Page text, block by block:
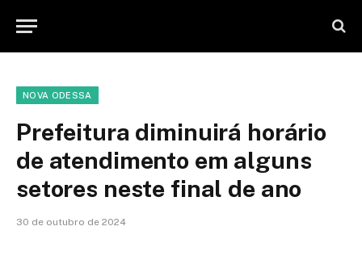
NOVA ODESSA
Prefeitura diminuirá horário
de atendimento em alguns
setores neste final de ano
30 de outubro de 2024